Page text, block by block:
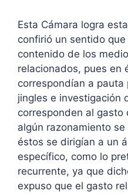
Esta Cámara logra
confirió un sentido
contenido de los
relacionados, pues en
correspondían a pauta
jingles e investigación
corresponden al
algún razonamiento
éstos se dirigían a un
específico, como lo
recurrente, ya que
expuso que el gasto